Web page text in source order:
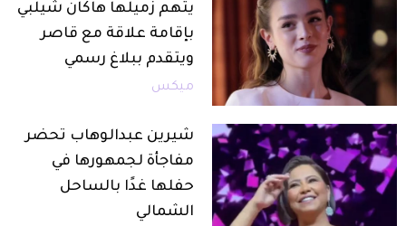
يتهم زميلها هاكان شيلبي
بإقامة علاقة مع قاصر
ويتقدم ببلاغ رسمي
ميكس
شيرين عبدالوهاب تحضر
مفاجأة لجمهورها في
حفلها غدًا بالساحل
الشمالي